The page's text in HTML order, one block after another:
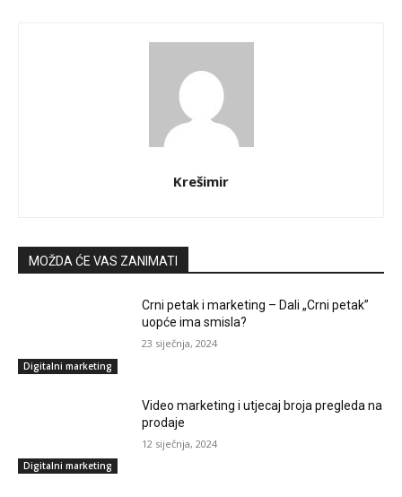
Krešimir
MOŽDA ĆE VAS ZANIMATI
Digitalni marketing
Crni petak i marketing – Dali „Crni petak”
uopće ima smisla?
23 siječnja, 2024
Digitalni marketing
Video marketing i utjecaj broja pregleda na
prodaje
12 siječnja, 2024